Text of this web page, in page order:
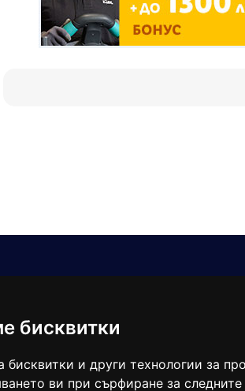
бисквитки
бисквитки и други технологии за
ви при сърфиране за следните
balgarkanews@gmail.com